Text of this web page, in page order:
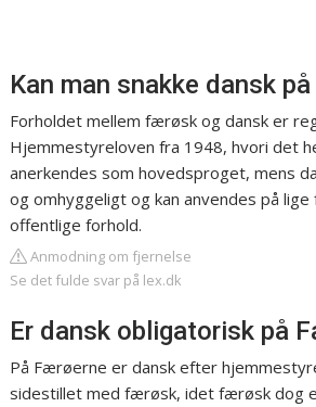
Kan man snakke dansk
Forholdet mellem færøsk og dansk er
Hjemmestyreloven fra 1948, hvori det
anerkendes som hovedsproget, mens
og omhyggeligt og kan anvendes på
offentlige forhold.
Anmodning om fjernelse
Se det fulde svar på lex.dk
Er dansk obligatorisk på
På Færøerne er dansk efter
sidestillet med færøsk, idet færøsk dog